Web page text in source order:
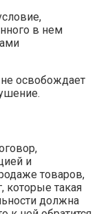
в нем
освобождает
и
товаров,
которые такая
должна